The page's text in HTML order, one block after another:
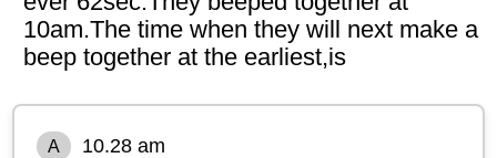
10am.The time when they will next make a
beep together at the earliest,is
A 10.28 am